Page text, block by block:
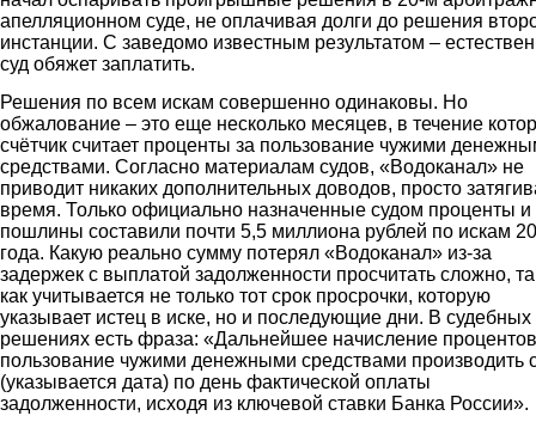
апелляционном суде, не оплачивая долги до решения
инстанции. С заведомо известным результатом –
суд обяжет заплатить.
Решения по всем искам совершенно одинаковы. Но
обжалование – это еще несколько месяцев, в течение
счётчик считает проценты за пользование чужими
средствами. Согласно материалам судов, «Водоканал» не
приводит никаких дополнительных доводов, просто
время. Только официально назначенные судом проценты и
пошлины составили почти 5,5 миллиона рублей по искам
года. Какую реально сумму потерял «Водоканал» из-за
задержек с выплатой задолженности просчитать сложно,
как учитывается не только тот срок просрочки, которую
указывает истец в иске, но и последующие дни. В судебных
решениях есть фраза: «Дальнейшее начисление
пользование чужими денежными средствами производить
(указывается дата) по день фактической оплаты
задолженности, исходя из ключевой ставки Банка России».